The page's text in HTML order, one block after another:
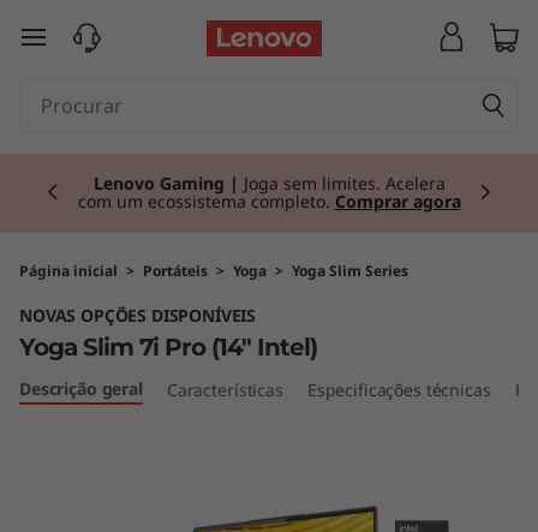
Y
m
saltar para o conteúdo principal
Lenovo Gaming | Joga sem limites. Acelera
com um ecossistema completo. Comprar agora
Página inicial > Portáteis > Yoga > Yoga Slim Series
NOVAS OPÇÕES DISPONÍVEIS
Yoga Slim 7i Pro (14" Intel)
Descrição geral Características Especificações técnicas